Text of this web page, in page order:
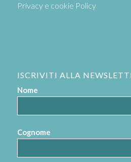
Privacy e cookie Policy
ISCRIVITI ALLA
Nome
Cognome